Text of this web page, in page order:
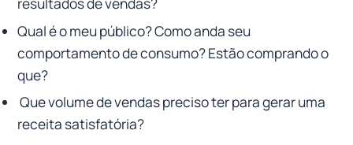
Qual é o meu público? Como anda seu
comportamento de consumo? Estão comprando o
que?
Que volume de vendas preciso ter para gerar uma
receita satisfatória?